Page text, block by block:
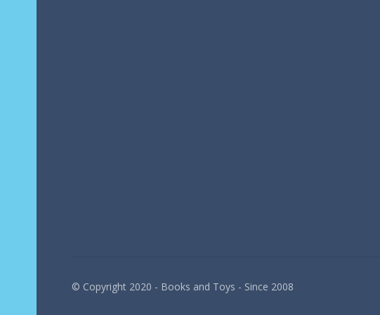
© Copyright 2020 - Books and Toys - Since 2008